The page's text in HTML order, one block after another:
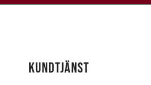
KUNDTJÄNST